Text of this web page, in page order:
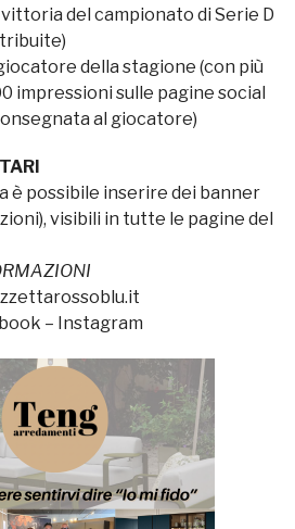
del campionato di Serie D
della stagione (con più
impressioni sulle pagine social
al giocatore)
è possibile inserire dei banner
visibili in tutte le pagine del
– Instagram